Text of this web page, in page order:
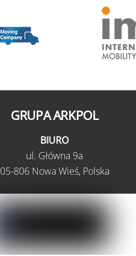
GRUPA ARKPOL
BIURO
ul. Główna 9a
05-806 Nowa Wieś, Polska